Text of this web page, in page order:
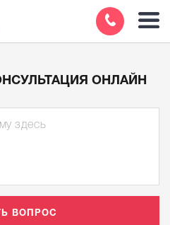
ОНЛАЙН